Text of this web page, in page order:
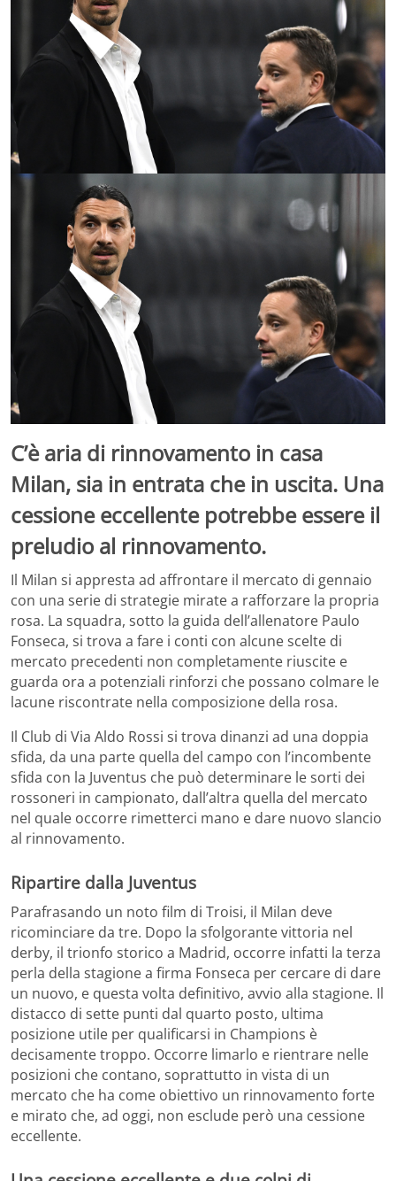
C’è aria di rinnovamento in casa
Milan, sia in entrata che in uscita. Una
cessione eccellente potrebbe essere il
preludio al rinnovamento.
Il Milan si appresta ad affrontare il mercato di gennaio
con una serie di strategie mirate a rafforzare la propria
rosa. La squadra, sotto la guida dell’allenatore Paulo
Fonseca, si trova a fare i conti con alcune scelte di
mercato precedenti non completamente riuscite e
guarda ora a potenziali rinforzi che possano colmare le
lacune riscontrate nella composizione della rosa.
Il Club di Via Aldo Rossi si trova dinanzi ad una doppia
sfida, da una parte quella del campo con l’incombente
sfida con la Juventus che può determinare le sorti dei
rossoneri in campionato, dall’altra quella del mercato
nel quale occorre rimetterci mano e dare nuovo slancio
al rinnovamento.
Ripartire dalla Juventus
Parafrasando un noto film di Troisi, il Milan deve
ricominciare da tre. Dopo la sfolgorante vittoria nel
derby, il trionfo storico a Madrid, occorre infatti la terza
perla della stagione a firma Fonseca per cercare di dare
un nuovo, e questa volta definitivo, avvio alla stagione. Il
distacco di sette punti dal quarto posto, ultima
posizione utile per qualificarsi in Champions è
decisamente troppo. Occorre limarlo e rientrare nelle
posizioni che contano, soprattutto in vista di un
mercato che ha come obiettivo un rinnovamento forte
e mirato che, ad oggi, non esclude però una cessione
eccellente.